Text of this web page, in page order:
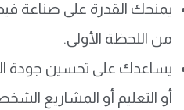
يمنحك القدرة على صناعة
من اللحظة الأولى.
يساعدك على تحسين جودة
أو التعليم أو المشاريع